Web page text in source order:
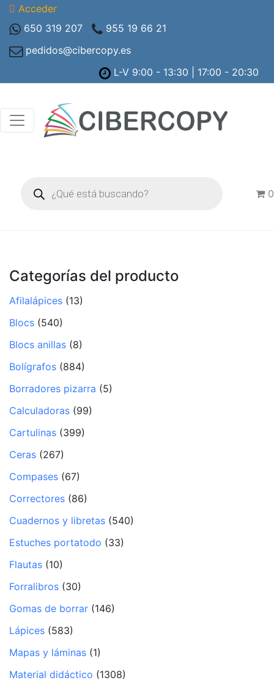
Acceder
650 319 207
955 19 66 21
pedidos@cibercopy.es
L-V 9:00 - 13:30 | 17:00 - 20:30
productos
0
Categorías del producto
Afilalápices (13)
Blocs (540)
Blocs anillas (8)
Bolígrafos (884)
Borradores pizarra (5)
Calculadoras (99)
Cartulinas (399)
Ceras (267)
Compases (67)
Correctores (86)
Cuadernos y libretas (540)
Estuches portatodo (33)
Flautas (10)
Forralibros (30)
Gomas de borrar (146)
Lápices (583)
Mapas y láminas (1)
Material didáctico (1308)